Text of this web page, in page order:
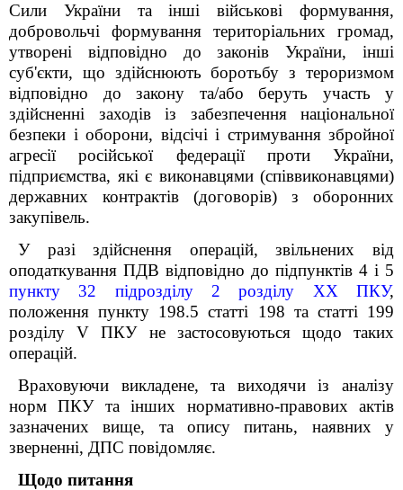
Сили України та інші військові формування,
добровольчі формування територіальних громад,
утворені відповідно до законів України, інші
суб'єкти, що здійснюють боротьбу з тероризмом
відповідно до закону та/або беруть участь у
здійсненні заходів із забезпечення національної
безпеки і оборони, відсічі і стримування збройної
агресії російської федерації проти України,
підприємства, які є виконавцями (співвиконавцями)
державних контрактів (договорів) з оборонних
закупівель.
У разі здійснення операцій, звільнених від
оподаткування ПДВ відповідно до підпунктів 4 і 5
пункту 32 підрозділу 2 розділу XX ПКУ,
положення пункту 198.5 статті 198 та статті 199
розділу V ПКУ не застосовуються щодо таких
операцій.
Враховуючи викладене, та виходячи із аналізу
норм ПКУ та інших нормативно-правових актів
зазначених вище, та опису питань, наявних у
зверненні, ДПС повідомляє.
Щодо питання